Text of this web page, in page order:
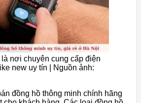
nơi chuyên cung cấp điện
new uy tín | Nguồn ảnh:
đồng hồ thông minh chính hãng